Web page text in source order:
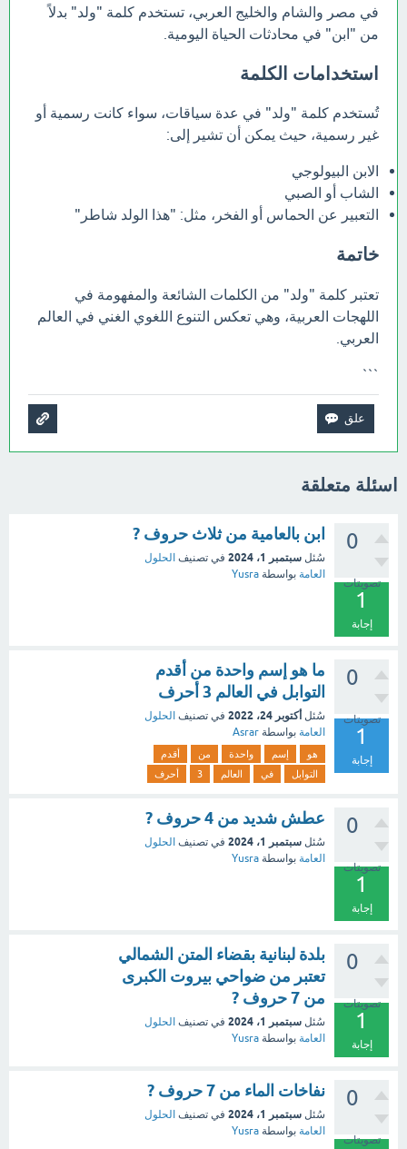
في مصر والشام والخليج العربي، تستخدم كلمة "ولد" بدلاً
من "ابن" في محادثات الحياة اليومية.
استخدامات الكلمة
تُستخدم كلمة "ولد" في عدة سياقات، سواء كانت رسمية أو
غير رسمية، حيث يمكن أن تشير إلى:
الابن البيولوجي
الشاب أو الصبي
التعبير عن الحماس أو الفخر، مثل: "هذا الولد شاطر"
خاتمة
تعتبر كلمة "ولد" من الكلمات الشائعة والمفهومة في
اللهجات العربية، وهي تعكس التنوع اللغوي الغني في العالم
العربي.
```
اسئلة متعلقة
0
تصويتات
1
إجابة
ابن بالعامية من ثلاث حروف ?
سُئل سبتمبر 1، 2024 في تصنيف الحلول
العامة بواسطة Yusra
0
تصويتات
1
إجابة
ما هو إسم واحدة من أقدم
التوابل في العالم 3 أحرف
سُئل أكتوبر 24، 2022 في تصنيف الحلول
العامة بواسطة Asrar
هو إسم واحدة من
أقدم
التوابل
في العالم 3 أحرف
0
تصويتات
1
إجابة
عطش شديد من 4 حروف ?
سُئل سبتمبر 1، 2024 في تصنيف الحلول
العامة بواسطة Yusra
0
تصويتات
1
إجابة
بلدة لبنانية بقضاء المتن الشمالي
تعتبر من ضواحي بيروت الكبرى
من 7 حروف ?
سُئل سبتمبر 1، 2024 في تصنيف الحلول
العامة بواسطة Yusra
0
تصويتات
نفاخات الماء من 7 حروف ?
سُئل سبتمبر 1، 2024 في تصنيف الحلول
العامة بواسطة Yusra